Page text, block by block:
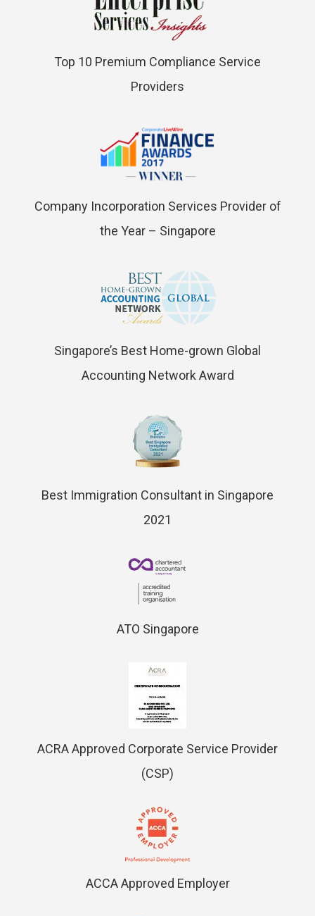
Top 10 Premium Compliance Service
Providers
Company Incorporation Services Provider of
the Year – Singapore
Singapore’s Best Home-grown Global
Accounting Network Award
Best Immigration Consultant in Singapore
2021
ATO Singapore
ACRA Approved Corporate Service Provider
(CSP)
ACCA Approved Employer